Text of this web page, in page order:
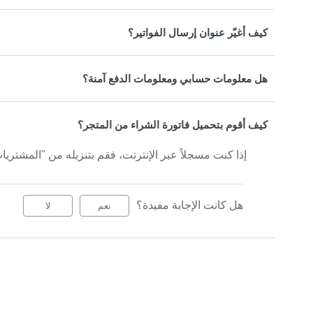
كيف أغيّر عنوان إرسال الفواتير؟
هل معلومات حسابي ومعلومات الدفع آمنة؟
كيف أقوم بتحميل فاتورة الشراء من المتجر؟
إذا كنت مسجلاً عبر الإنترنت، فقم بتنزيله من
هل كانت الإجابة مفيدة؟ نعم لا